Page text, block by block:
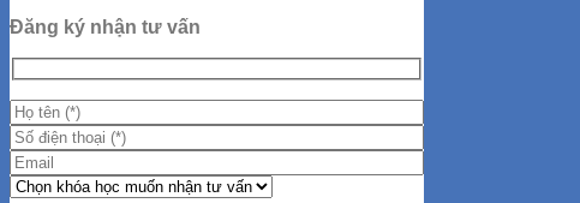
Đăng ký nhận tư vấn